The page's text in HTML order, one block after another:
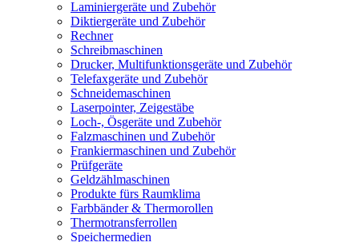
Laminiergeräte und Zubehör
Diktiergeräte und Zubehör
Rechner
Schreibmaschinen
Drucker, Multifunktionsgeräte und Zubehör
Telefaxgeräte und Zubehör
Schneidemaschinen
Laserpointer, Zeigestäbe
Loch-, Ösgeräte und Zubehör
Falzmaschinen und Zubehör
Frankiermaschinen und Zubehör
Prüfgeräte
Geldzählmaschinen
Produkte fürs Raumklima
Farbbänder & Thermorollen
Thermotransferrollen
Speichermedien